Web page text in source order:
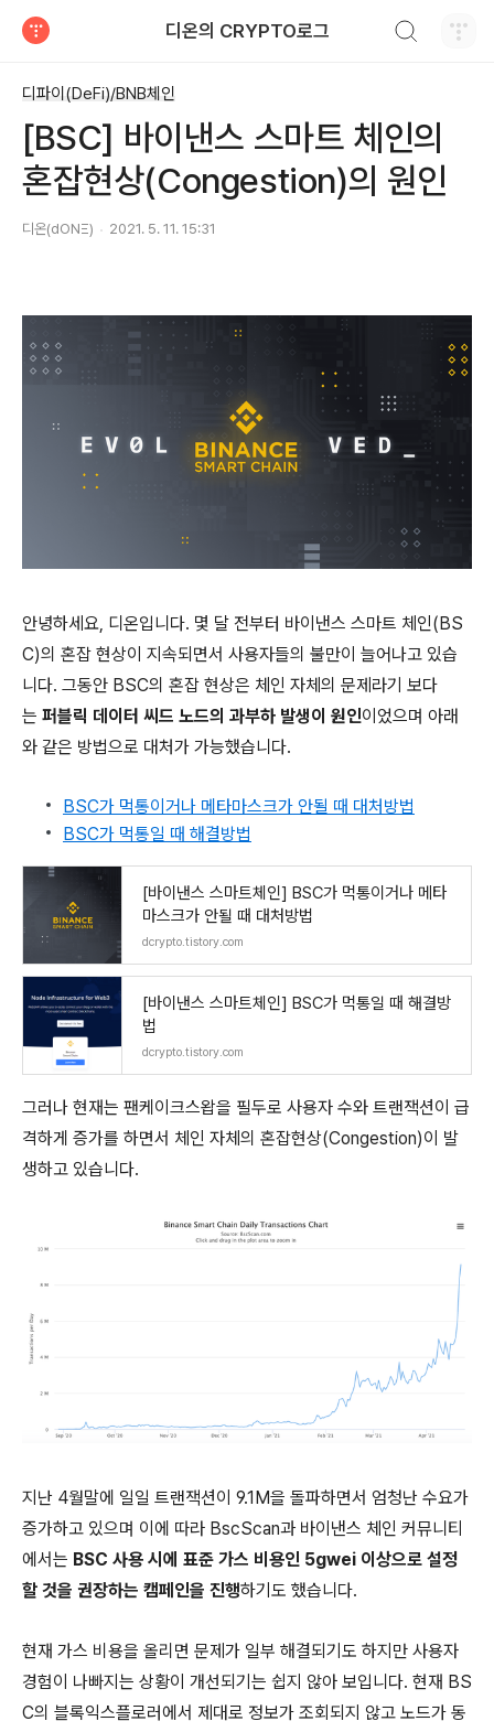
디온의 CRYPTO로그
디파이(DeFi)/BNB체인
[BSC] 바이낸스 스마트 체인의
혼잡현상(Congestion)의 원인
디온(dONΞ) 2021. 5. 11. 15:31
안녕하세요, 디온입니다. 몇 달 전부터 바이낸스 스마트 체인(BS
C)의 혼잡 현상이 지속되면서 사용자들의 불만이 늘어나고 있습
니다. 그동안 BSC의 혼잡 현상은 체인 자체의 문제라기 보다
는 퍼블릭 데이터 씨드 노드의 과부하 발생이 원인이었으며 아래
와 같은 방법으로 대처가 가능했습니다.
BSC가 먹통이거나 메타마스크가 안될 때 대처방법
BSC가 먹통일 때 해결방법
[바이낸스 스마트체인] BSC가 먹통이거나 메타
마스크가 안될 때 대처방법
dcrypto.tistory.com
[바이낸스 스마트체인] BSC가 먹통일 때 해결방
법
dcrypto.tistory.com
그러나 현재는 팬케이크스왑을 필두로 사용자 수와 트랜잭션이 급
격하게 증가를 하면서 체인 자체의 혼잡현상(Congestion)이 발
생하고 있습니다.
지난 4월말에 일일 트랜잭션이 9.1M을 돌파하면서 엄청난 수요가
증가하고 있으며 이에 따라 BscScan과 바이낸스 체인 커뮤니티
에서는 BSC 사용 시에 표준 가스 비용인 5gwei 이상으로 설정
할 것을 권장하는 캠페인을 진행하기도 했습니다.
현재 가스 비용을 올리면 문제가 일부 해결되기도 하지만 사용자
경험이 나빠지는 상황이 개선되기는 쉽지 않아 보입니다. 현재 BS
C의 블록익스플로러에서 제대로 정보가 조회되지 않고 노드가 동